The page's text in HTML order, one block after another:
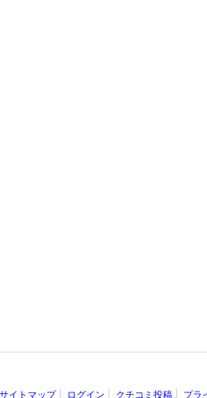
サイトマップ ログイン クチコミ投稿 プラ